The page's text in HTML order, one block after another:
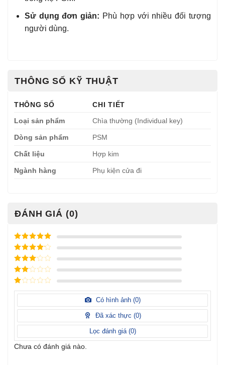
Sử dụng đơn giản: Phù hợp với nhiều đối tượng
người dùng.
THÔNG SỐ KỸ THUẬT
THÔNG SỐ
CHI TIẾT
Loại sản phẩm
Chìa thường (Individual key)
Dòng sản phẩm PSM
Chất liệu Hợp kim
Ngành hàng Phụ kiện cửa đi
ĐÁNH GIÁ (0)
Được xếp
hạng
5
5
sao
Được xếp
hạng
4
5
sao
Được
xếp
hạng3
5 sao
Được
hạng
sao
Được
hạng
sao
Có hình ảnh (0)
Đã xác thực (0)
Lọc đánh giá (0)
Chưa có đánh giá nào.